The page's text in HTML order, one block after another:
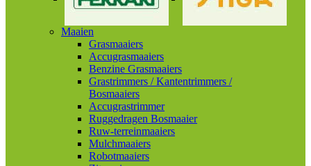
Maaien
Grasmaaiers
Accugrasmaaiers
Benzine Grasmaaiers
Grastrimmers / Kantentrimmers /
Bosmaaiers
Accugrastrimmer
Ruggedragen Bosmaaier
Ruw-terreinmaaiers
Mulchmaaiers
Robotmaaiers